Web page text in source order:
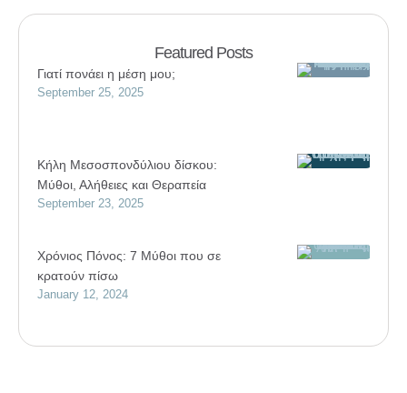
Featured Posts
Γιατί πονάει η μέση μου;
September 25, 2025
Κήλη Μεσοσπονδύλιου δίσκου:
Μύθοι, Αλήθειες και Θεραπεία
September 23, 2025
Χρόνιος Πόνος: 7 Μύθοι που σε
κρατούν πίσω
January 12, 2024